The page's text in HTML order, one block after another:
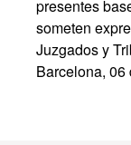
presentes
someten
Juzgados y
Barcelona,